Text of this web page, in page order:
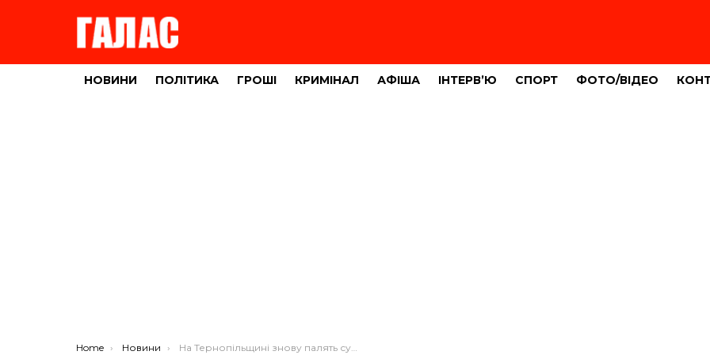
НОВИНИ ПОЛІТИКА ГРОШІ КРИМІНАЛ АФІША ІНТЕРВ’Ю СПОРТ ФОТО/ВІДЕО
You are here:
Home Новини На Тернопільщині знову палять суху траву (ФОТО)